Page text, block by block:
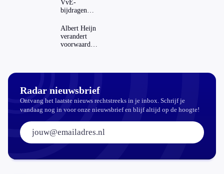
VvE-
bijdragen
dat invloed
op je
hypotheek?
Albert Heijn
verandert
voorwaarden
Radar nieuwsbrief
Ontvang het laatste nieuws rechtstreeks in je inbox. Schrijf je
vandaag nog in voor onze nieuwsbrief en blijf altijd op de hoogte!
E-mailadres: